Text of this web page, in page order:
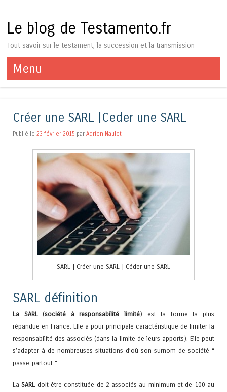
Le blog de Testamento.fr
Tout savoir sur le testament, la succession et la transmission
Menu
Aller au contenu
Créer une SARL |Ceder une SARL
Publié le 23 février 2015 par Adrien Naulet
SARL | Créer une SARL | Céder une SARL
SARL définition
La SARL(société à responsabilité limité) est la forme la plus
répandue en France. Elle a pour principale caractéristique de limiter la
responsabilité des associés (dans la limite de leurs apports). Elle peut
s’adapter à de nombreuses situations d’où son surnom de société “
passe-partout “.
LaSARL doit être constituée de 2 associés au minimum et de 100 au